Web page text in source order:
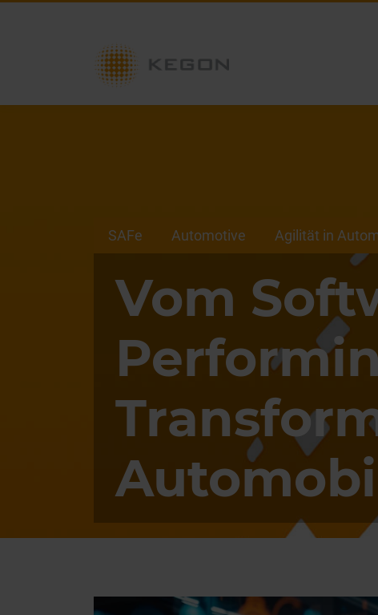
SAFe Automotive Agilität in
Vom